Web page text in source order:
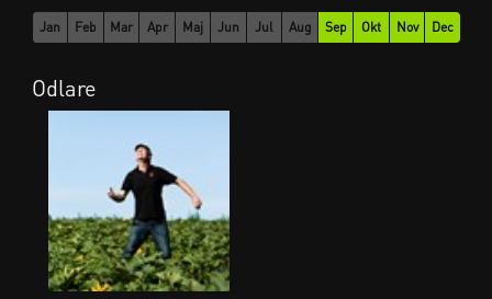
Jan Feb Mar Apr Maj Jun Jul Aug Sep Okt Nov Dec
Odlare